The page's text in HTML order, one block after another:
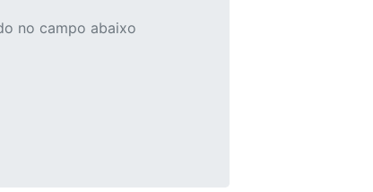
no campo abaixo